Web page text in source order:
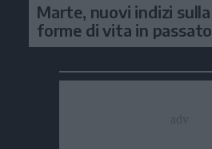
Marte, nuovi indizi
forme di vita in passato